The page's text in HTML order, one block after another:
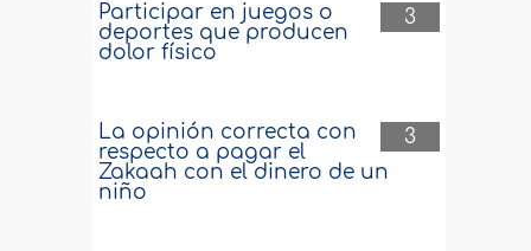
3
Participar en juegos o
deportes que producen
dolor físico
3
La opinión correcta con
respecto a pagar el
Zakaah con el dinero de un
niño